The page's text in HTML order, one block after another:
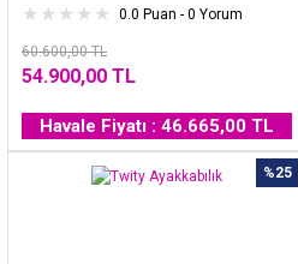
0.0 Puan - 0 Yorum
60.600,00 TL
54.900,00 TL
Havale Fiyatı : 46.665,00 TL
%25